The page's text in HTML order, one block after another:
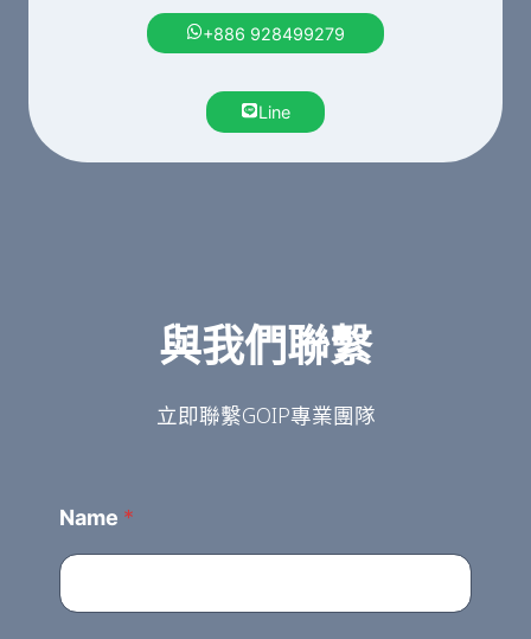
+886 928499279
Line
與我們聯繫
立即聯繫GOIP專業團隊
Name *